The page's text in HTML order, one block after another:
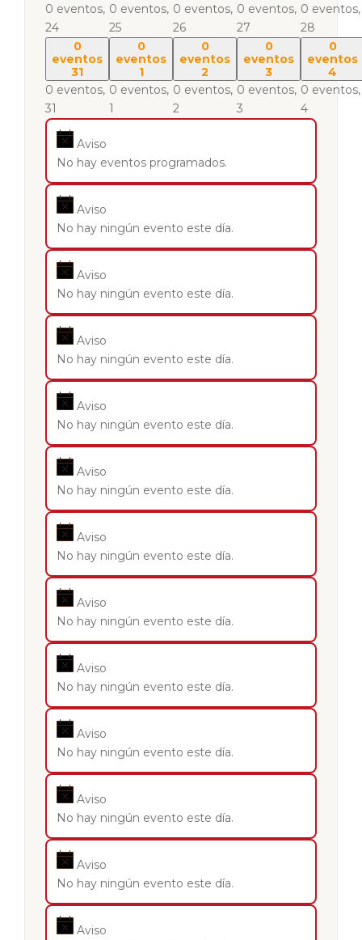
0 eventos,
24
0 eventos,
25
0 eventos,
26
0 eventos,
27
0 eventos,
28
0
eventos
31
0 eventos,
31
0
eventos
1
0 eventos,
1
0
eventos
2
0 eventos,
2
0
eventos
3
0 eventos,
3
0
eventos
4
0 eventos,
4
Aviso
No hay eventos programados.
Aviso
No hay ningún evento este día.
Aviso
No hay ningún evento este día.
Aviso
No hay ningún evento este día.
Aviso
No hay ningún evento este día.
Aviso
No hay ningún evento este día.
Aviso
No hay ningún evento este día.
Aviso
No hay ningún evento este día.
Aviso
No hay ningún evento este día.
Aviso
No hay ningún evento este día.
Aviso
No hay ningún evento este día.
Aviso
No hay ningún evento este día.
Aviso